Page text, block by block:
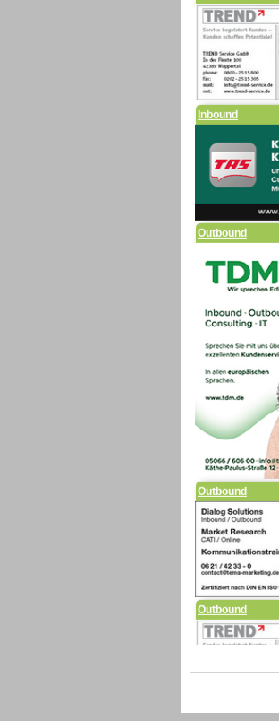
Inbound
Outbound
Outbound
Outbound